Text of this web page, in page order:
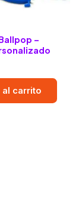
–
al carrito